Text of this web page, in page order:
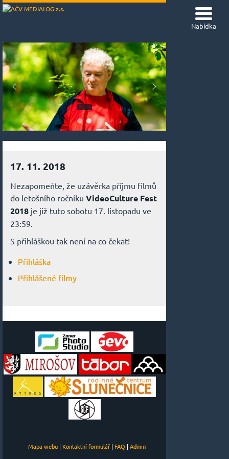
17. 11. 2018
Nezapomeňte, že uzávěrka příjmu filmů
do letošního ročníku VideoCulture Fest
2018 je již tuto sobotu 17. listopadu ve
23:59.
S přihláškou tak není na co čekat!
Přihláška
Přihlášené filmy
Mapa webu | Kontaktní formulář | FAQ | Admin
Nabídka